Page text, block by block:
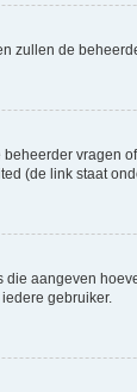
zullen de
vragen
(de link staat
aangeven
gebruiker.